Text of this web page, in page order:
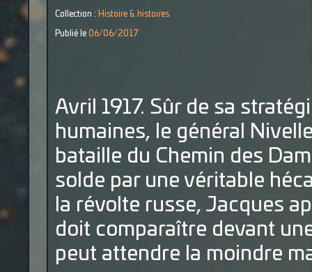
Collection : Histoire & histoires
Publié le 06/06/2017
Avril 1917. Sûr de sa
humaines, le général
bataille du Chemin des
solde par une véritable
la révolte russe, Jacques
doit comparaître devant
peut attendre la moindre